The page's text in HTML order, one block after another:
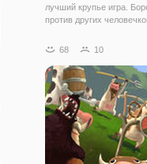
лучший крупье игра.
против других
попытаться уничтожить
для человечков ! Вы
использовать
68 10